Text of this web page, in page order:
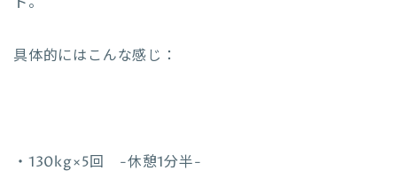
具体的にはこんな感じ：
・130kg×5回 -休憩1分半-